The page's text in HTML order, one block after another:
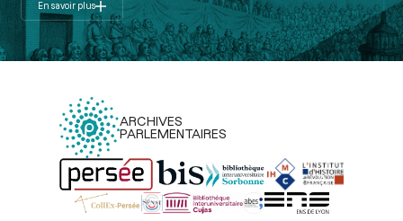
En savoir plus
ARCHIVES
PARLEMENTAIRES